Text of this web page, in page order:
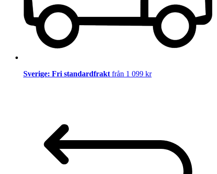
Sverige: Fri standardfrakt från 1 099 kr